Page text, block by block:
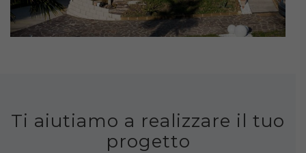
Ti aiutiamo a realizzare il tuo
progetto